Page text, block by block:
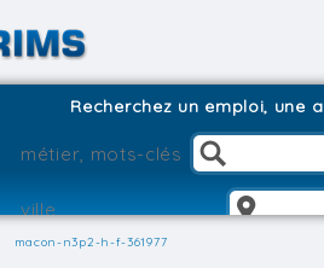
Recherchez un emploi, une
macon-n3p2-h-f-361977